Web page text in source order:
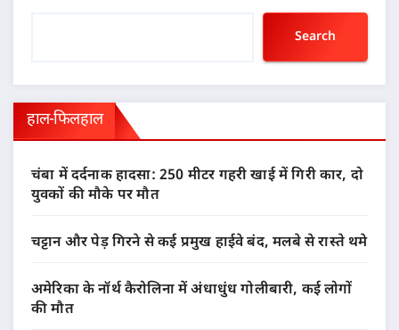
Search
हाल-फिलहाल
चंबा में दर्दनाक हादसा: 250 मीटर गहरी खाई में गिरी कार, दो
युवकों की मौके पर मौत
चट्टान और पेड़ गिरने से कई प्रमुख हाईवे बंद, मलबे से रास्ते थमे
अमेरिका के नॉर्थ कैरोलिना में अंधाधुंध गोलीबारी, कई लोगों
की मौत